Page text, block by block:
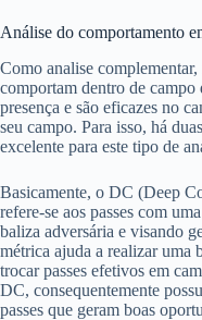
Análise do comportamento
Como analise
comportam dentro de campo
presença e são eficazes no
seu campo. Para isso, há
excelente para este tipo de
Basicamente, o DC (Deep
refere-se aos passes com
baliza adversária e visando
métrica ajuda a realizar uma
trocar passes efetivos em
DC, consequentemente
passes que geram boas